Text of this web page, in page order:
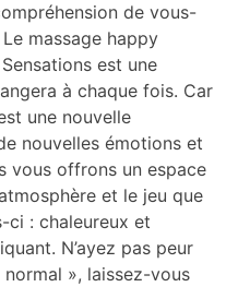
de vous-
massage happy
est une
à chaque fois. Car
une nouvelle
nouvelles émotions et
vous offrons un espace
et le jeu que
: chaleureux et
N’ayez pas peur
», laissez-vous